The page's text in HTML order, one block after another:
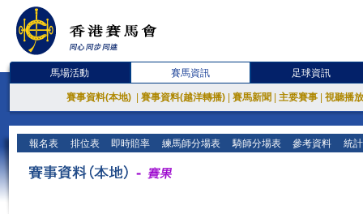
馬場活動 賽馬資訊 足球資訊
賽事資料(本地) 賽事資料(越洋轉播) 賽馬新聞 主要賽事 視聽播
報名表 排位表 即時賠率 練馬師分場表 騎師分場表 參考資料 統